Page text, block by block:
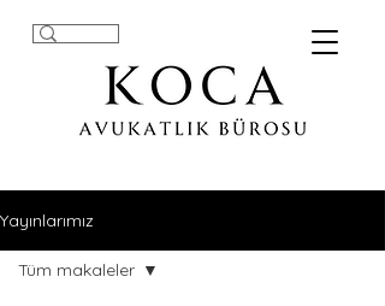
Yayınlarımız
Tüm makaleler